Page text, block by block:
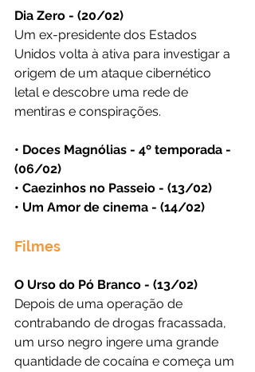
Dia Zero - (20/02)
Um ex-presidente dos Estados
Unidos volta à ativa para investigar a
origem de um ataque cibernético
letal e descobre uma rede de
mentiras e conspirações.
• Doces Magnólias - 4º temporada -
(06/02)
• Caezinhos no Passeio - (13/02)
• Um Amor de cinema - (14/02)
Filmes
O Urso do Pó Branco - (13/02)
Depois de uma operação de
contrabando de drogas fracassada,
um urso negro ingere uma grande
quantidade de cocaína e começa um